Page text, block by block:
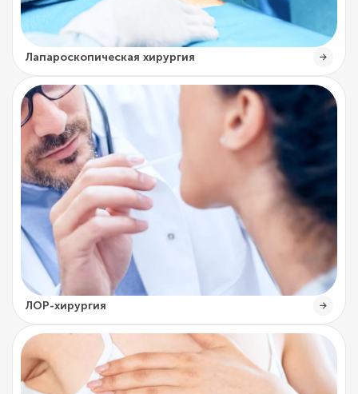
Лапароскопическая хирургия
ЛОР-хирургия